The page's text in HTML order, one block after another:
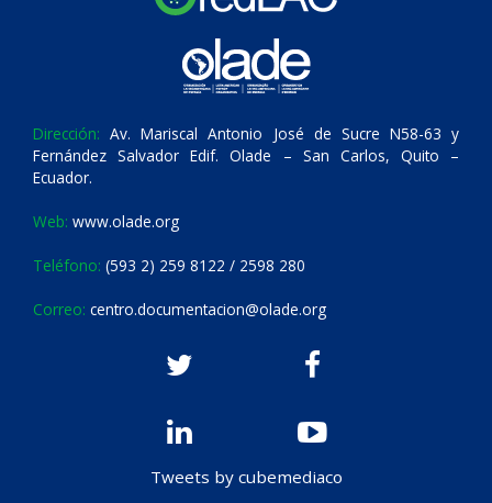
Dirección: Av. Mariscal Antonio José de Sucre N58-63 y
Fernández Salvador Edif. Olade – San Carlos, Quito –
Ecuador.
Web: www.olade.org
Teléfono: (593 2) 259 8122 / 2598 280
Correo: centro.documentacion@olade.org
Tweets by cubemediaco